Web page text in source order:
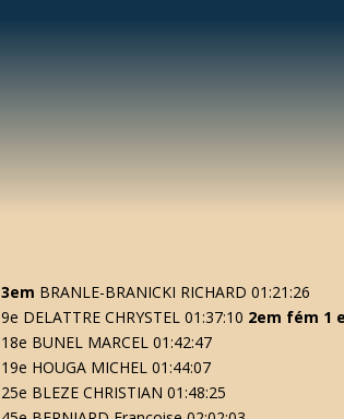
3em BRANLE-BRANICKI RICHARD 01:21:26
9e DELATTRE CHRYSTEL 01:37:10 2em fém 1
18e BUNEL MARCEL 01:42:47
19e HOUGA MICHEL 01:44:07
25e BLEZE CHRISTIAN 01:48:25